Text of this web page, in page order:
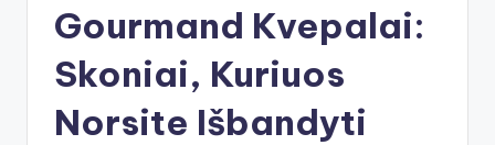
Gourmand Kvepalai:
Skoniai, Kuriuos
Norsite Išbandyti